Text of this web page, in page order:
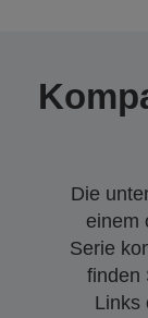
Die
einem
Serie
finden
Links